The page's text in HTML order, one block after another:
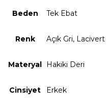
Beden Tek Ebat
Renk Açık Gri, Lacivert
Materyal Hakiki Deri
Cinsiyet Erkek